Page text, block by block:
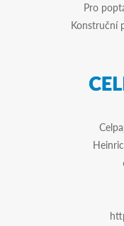
Pro
Konstruční